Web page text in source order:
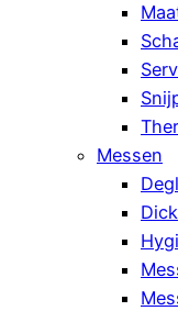
Messen
Dick